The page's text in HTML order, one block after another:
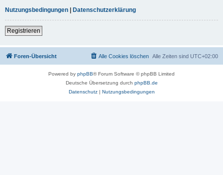
Nutzungsbedingungen | Datenschutzerklärung
Registrieren
Foren-Übersicht Alle Zeiten sind UTC+02:00
Alle Cookies löschen
Powered by phpBB® Forum Software © phpBB Limited
Deutsche Übersetzung durch phpBB.de
Datenschutz| Nutzungsbedingungen